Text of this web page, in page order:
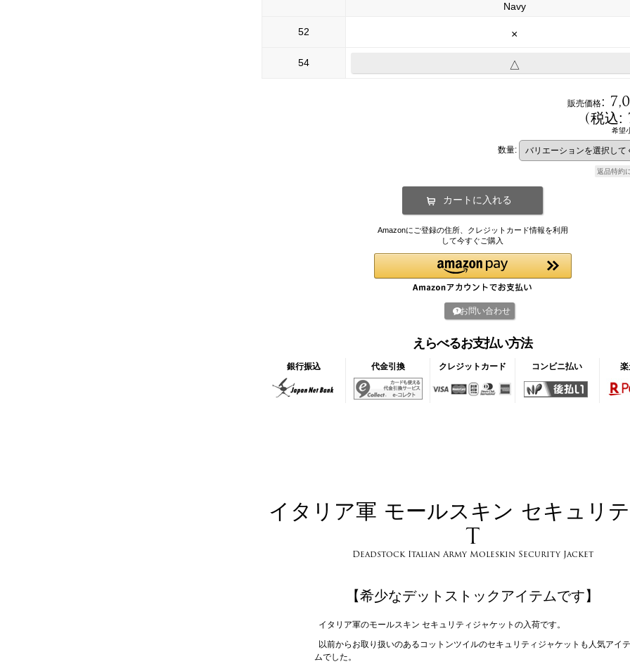
Navy
52 ×
54 △
販売価格:
(税込:
希望
数量:
返品特約
Amazonにご登録の住所、クレジットカード情報を利用
して今すぐご購入
お問い合わせ
えらべるお支払い方法
銀行振込 代金引換 クレジットカード コンビニ払い
イタリア軍 モールスキン セキュリ
T
Deadstock Italian Army Moleskin Security Jacket
【希少なデットストックアイテムです】
イタリア軍のモールスキン セキュリティジャケットの入荷です。
以前からお取り扱いのあるコットンツイルのセキュリティジャケットも人気アイテ
ムでした。